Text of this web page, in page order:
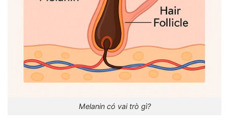
Melanin có vai trò gì?